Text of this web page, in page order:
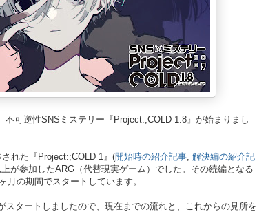
不可逆性SNSミステリー『Project:;COLD 1.8』が始まりまし
れた『Project:;COLD 1』(開始時の紹介記事 解決編の紹介記
が参加したARG（代替現実ゲーム）でした。その続編となる
月の期間でスタートしています。
スタートしましたので、現在までの流れと、これからの見所を